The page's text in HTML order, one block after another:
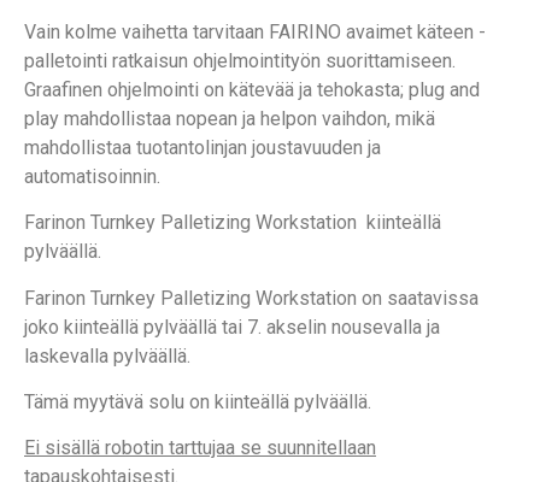
Vain kolme vaihetta tarvitaan FAIRINO avaimet käteen -
palletointi ratkaisun ohjelmointityön suorittamiseen.
Graafinen ohjelmointi on kätevää ja tehokasta; plug and
play mahdollistaa nopean ja helpon vaihdon, mikä
mahdollistaa tuotantolinjan joustavuuden ja
automatisoinnin.
Farinon Turnkey Palletizing Workstation kiinteällä
pylväällä.
Farinon Turnkey Palletizing Workstation on saatavissa
joko kiinteällä pylväällä tai 7. akselin nousevalla ja
laskevalla pylväällä.
Tämä myytävä solu on kiinteällä pylväällä.
Ei sisällä robotin tarttujaa se suunnitellaan
tapauskohtaisesti.